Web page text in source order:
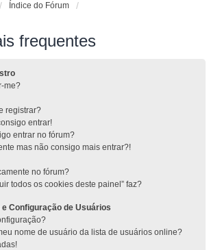
Índice do Fórum
frequentes
me?
registrar?
entrar!
entrar no fórum?
mas não consigo mais entrar?!
no fórum?
todos os cookies deste painel” faz?
Configuração de Usuários
nome de usuário da lista de usuários online?